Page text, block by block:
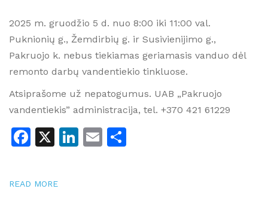
2025 m. gruodžio 5 d. nuo 8:00 iki 11:00 val.
Puknionių g., Žemdirbių g. ir Susivienijimo g.,
Pakruojo k. nebus tiekiamas geriamasis vanduo dėl
remonto darbų vandentiekio tinkluose.
Atsiprašome už nepatogumus. UAB „Pakruojo
vandentiekis” administracija, tel. +370 421 61229
Facebook
X LinkedIn
Email
READ MORE